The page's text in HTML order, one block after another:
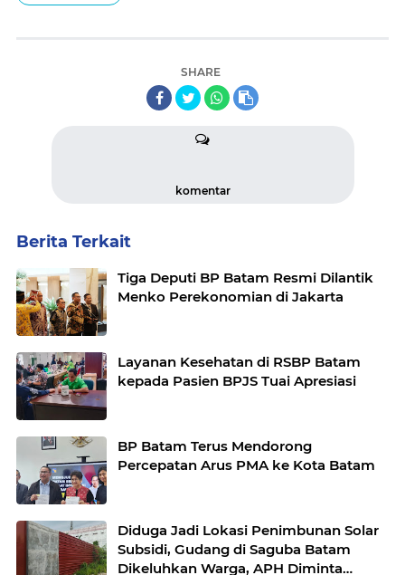
SHARE
komentar
Berita Terkait
Tiga Deputi BP Batam Resmi Dilantik
Menko Perekonomian di Jakarta
Layanan Kesehatan di RSBP Batam
kepada Pasien BPJS Tuai Apresiasi
BP Batam Terus Mendorong
Percepatan Arus PMA ke Kota Batam
Diduga Jadi Lokasi Penimbunan Solar
Subsidi, Gudang di Saguba Batam
Dikeluhkan Warga, APH Diminta